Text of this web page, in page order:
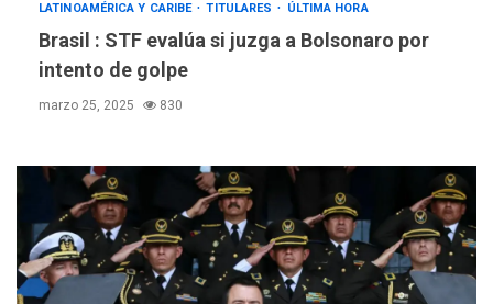
LATINOAMÉRICA Y CARIBE TITULARES ÚLTIMA HORA
Brasil : STF evalúa si juzga a Bolsonaro por
intento de golpe
marzo 25, 2025 830